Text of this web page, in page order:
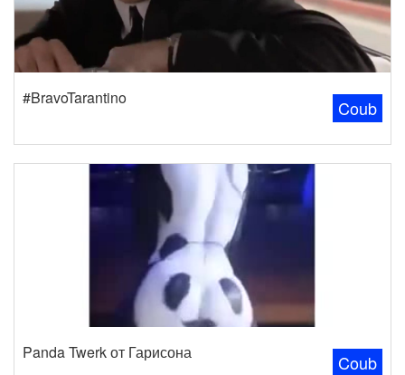
Coub
#BravoTarantino
Coub
Panda Twerk от Гарисона